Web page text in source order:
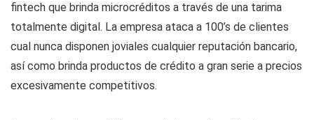
fintech que brinda microcréditos a través de una tarima
totalmente digital. La empresa ataca a 100’s de clientes
cual nunca disponen joviales cualquier reputación bancario,
así­ como brinda productos de crédito a gran serie a precios
excesivamente competitivos.